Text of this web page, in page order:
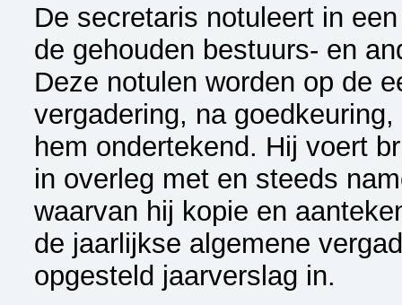
De secretaris notuleert in
de gehouden bestuurs- en
Deze notulen worden op de
vergadering, na
hem ondertekend. Hij voert
in overleg met en steeds
waarvan hij kopie en
de jaarlijkse algemene
opgesteld jaarverslag in.